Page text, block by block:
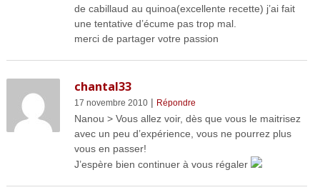
de cabillaud au quinoa(excellente recette) j’ai fait
une tentative d’écume pas trop mal.
merci de partager votre passion
chantal33
17 novembre 2010| Répondre
Nanou > Vous allez voir, dès que vous le maitrisez
avec un peu d’expérience, vous ne pourrez plus
vous en passer!
J’espère bien continuer à vous régaler